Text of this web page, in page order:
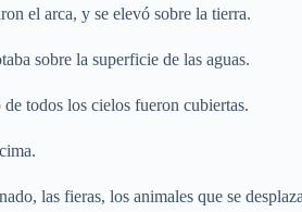
el arca, y se elevó sobre la tierra.
sobre la superficie de las aguas.
todos los cielos fueron cubiertas.
las fieras, los animales que se